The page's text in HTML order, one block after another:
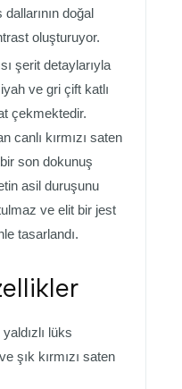
doğal
oluşturuyor.
şerit detaylarıyla
ve gri çift katlı
çekmektedir.
canlı kırmızı saten
son dokunuş
asil duruşunu
ve elit bir jest
tasarlandı.
yaldızlı lüks
şık kırmızı saten